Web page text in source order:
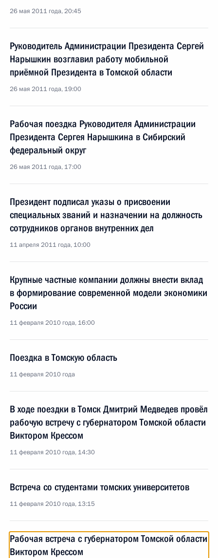
26 мая 2011 года, 20:45
Руководитель Администрации Президента Сергей
Нарышкин возглавил работу мобильной
приёмной Президента в Томской области
26 мая 2011 года, 19:00
Рабочая поездка Руководителя Администрации
Президента Сергея Нарышкина в Сибирский
федеральный округ
26 мая 2011 года, 17:00
Президент подписал указы о присвоении
специальных званий и назначении на должность
сотрудников органов внутренних дел
11 апреля 2011 года, 10:00
Крупные частные компании должны внести вклад
в формирование современной модели экономики
России
11 февраля 2010 года, 16:00
Поездка в Томскую область
11 февраля 2010 года
В ходе поездки в Томск Дмитрий Медведев провёл
рабочую встречу с губернатором Томской области
Виктором Крессом
11 февраля 2010 года, 14:30
Встреча со студентами томских университетов
11 февраля 2010 года, 13:15
Рабочая встреча с губернатором Томской области
Виктором Крессом